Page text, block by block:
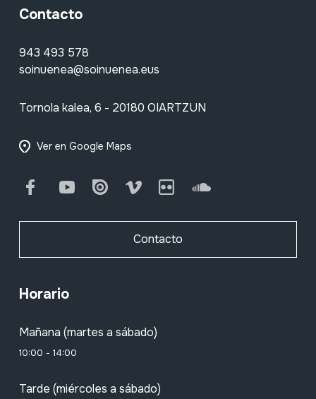
Contacto
943 493 578
soinuenea@soinuenea.eus
Tornola kalea, 6 - 20180 OIARTZUN
Ver en Google Maps
FacebookYoutube Issuu Vimeo Flickr SoundCloud
Contacto
Horario
Mañana (martes a sábado)
10:00 - 14:00
Tarde (miércoles a sábado)